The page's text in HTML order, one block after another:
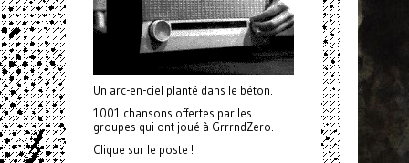
Un arc-en-ciel planté dans le béton.
1001 chansons offertes par les
groupes qui ont joué à GrrrndZero.
Clique sur le poste !